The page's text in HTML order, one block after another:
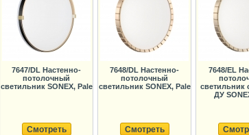
7647/DL Настенно-
потолочный
светильник SONEX, Pale
Смотреть
7648/DL Настенно-
потолочный
светильник SONEX, Pale
Смотреть
7648/EL
светильник
ДУ